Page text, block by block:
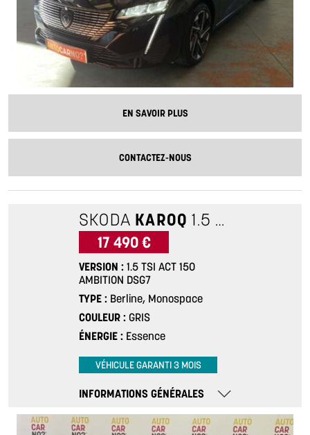
EN SAVOIR PLUS
CONTACTEZ-NOUS
SKODA KAROQ 1.5 TSI ACT 150 AMBITION DSG7
17 490 €
VERSION
1.5 TSI ACT 150
AMBITION DSG7
TYPE
Berline, Monospace
COULEUR
GRIS
ÉNERGIE
Essence
VÉHICULE GARANTI 3 MOIS
INFORMATIONS GÉNÉRALES